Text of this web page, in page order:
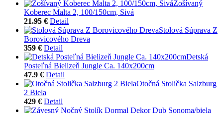
Zošívaný
Koberec Malta 2, 100/150cm, Sivá
21.95 € Detail
Stolová Súprava Z
Borovicového Dreva
359 € Detail
Detská
Posteľná Bielizeň Jungle Ca. 140x200cm
47.9 € Detail
Otočná Stolička Salzburg
2 Biela
429 € Detail